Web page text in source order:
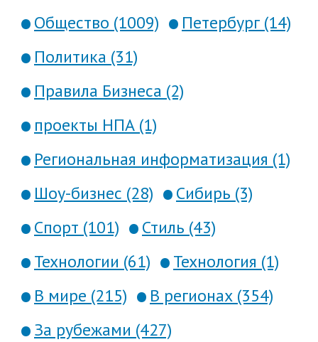
Общество (1009)
Петербург (14)
Политика (31)
Правила Бизнеса (2)
проекты НПА (1)
Региональная информатизация (1)
Шоу-бизнес (28)
Сибирь (3)
Спорт (101)
Стиль (43)
Технологии (61)
Технология (1)
В мире (215)
В регионах (354)
За рубежами (427)